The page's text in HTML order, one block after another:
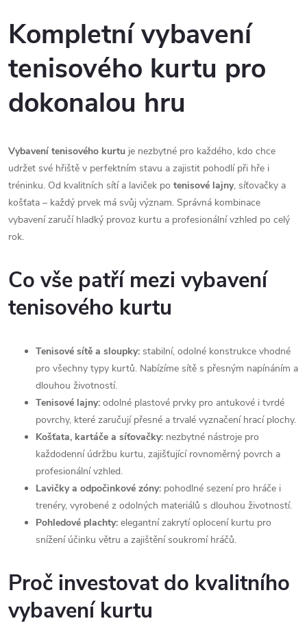
d
a
c
í
r
v
k
y
v
ý
p
á
n
k
o
v
í
Kompletní vybavení
tenisového kurtu pro
dokonalou hru
Vybavení tenisového kurtu je nezbytné pro každého, kdo chce
udržet své hřiště v perfektním stavu a zajistit pohodlí při hře i
tréninku. Od kvalitních sítí a laviček po tenisové lajny, síťovačky a
košťata – každý prvek má svůj význam. Správná kombinace
vybavení zaručí hladký provoz kurtu a profesionální vzhled po celý
rok.
Co vše patří mezi vybavení
tenisového kurtu
Tenisové sítě a sloupky: stabilní, odolné konstrukce vhodné
pro všechny typy kurtů. Nabízíme sítě s přesným napínáním a
dlouhou životností.
Tenisové lajny: odolné plastové prvky pro antukové i tvrdé
povrchy, které zaručují přesné a trvalé vyznačení hrací plochy.
Košťata, kartáče a síťovačky: nezbytné nástroje pro
každodenní údržbu kurtu, zajišťující rovnoměrný povrch a
profesionální vzhled.
Lavičky a odpočinkové zóny: pohodlné sezení pro hráče i
trenéry, vyrobené z odolných materiálů s dlouhou životností.
Pohledové plachty: elegantní zakrytí oplocení kurtu pro
snížení účinku větru a zajištění soukromí hráčů.
Proč investovat do kvalitního
vybavení kurtu